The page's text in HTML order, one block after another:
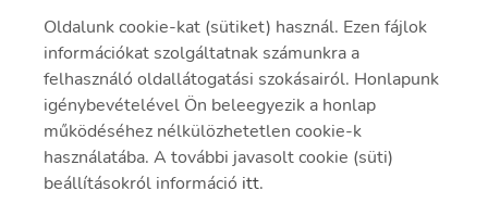
Felnőttképzési engedélyszám: E/2021/000257
Felnőttképzési nyilvántartási szám: B/2021/001301
Oldalunk cookie-kat (sütiket) használ. Ezen fájlok
információkat szolgáltatnak számunkra a
felhasználó oldallátogatási szokásairól. Honlapunk
igénybevételével Ön beleegyezik a honlap
működéséhez nélkülözhetetlen cookie-k
használatába. A további javasolt cookie (süti)
beállításokról információ itt.